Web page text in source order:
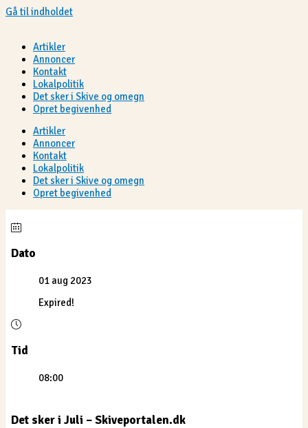
Gå til indholdet
Artikler
Annoncer
Kontakt
Lokalpolitik
Det sker i Skive og omegn
Opret begivenhed
Artikler
Annoncer
Kontakt
Lokalpolitik
Det sker i Skive og omegn
Opret begivenhed
Dato
01 aug 2023
Expired!
Tid
08:00
Det sker i Juli – Skiveportalen.dk